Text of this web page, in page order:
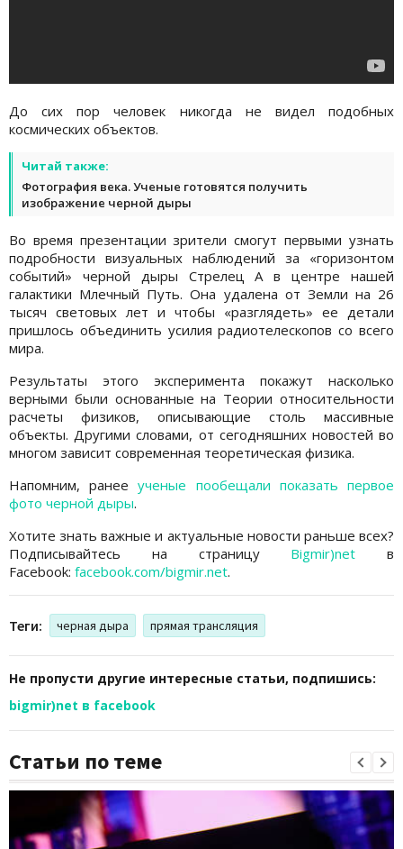
До сих пор человек никогда не видел подобных
космических объектов.
Читай также:
Фотография века. Ученые готовятся получить
изображение черной дыры
Во время презентации зрители смогут первыми узнать
подробности визуальных наблюдений за «горизонтом
событий» черной дыры Стрелец А в центре нашей
галактики Млечный Путь. Она удалена от Земли на 26
тысяч световых лет и чтобы «разглядеть» ее детали
пришлось объединить усилия радиотелескопов со всего
мира.
Результаты этого эксперимента покажут насколько
верными были основанные на Теории относительности
расчеты физиков, описывающие столь массивные
объекты. Другими словами, от сегодняшних новостей во
многом зависит современная теоретическая физика.
Напомним, ранееученые пообещали показать первое
фото черной дыры.
Хотите знать важные и актуальные новости раньше всех?
Подписывайтесь на страницу Bigmir)net в
Facebook: facebook.com/bigmir.net.
Теги: черная дыра прямая трансляция
Не пропусти другие интересные статьи, подпишись:
bigmir)net в facebook
Статьи по теме